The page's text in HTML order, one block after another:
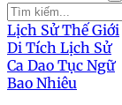
Lịch Sử Thế Giới
Di Tích Lịch Sử
Ca Dao Tục Ngữ
Bao Nhiêu